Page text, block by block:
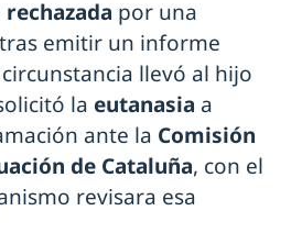
rechazada por una
emitir un informe
circunstancia llevó al hijo
la eutanasia a
ante la Comisión
de Cataluña, con el
revisara esa